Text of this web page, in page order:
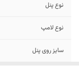
نوع پنل
نوع لامپ
سایز روی پنل